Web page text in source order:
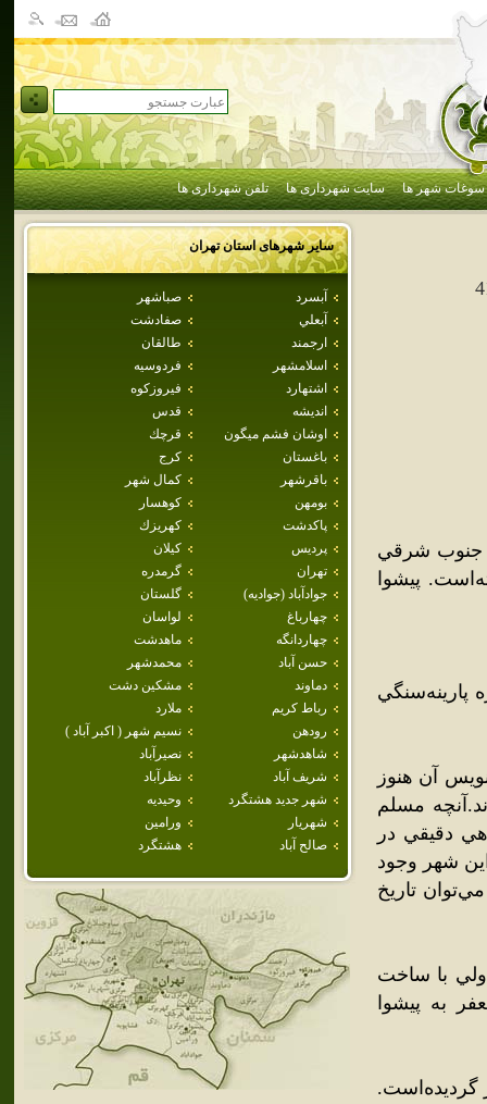
سوغات شهر ها سایت شهرداری ها تلفن شهرداری ها
سایر شهرهای استانتهران
آبسرد
صباشهر
آبعلي
صفادشت
ارجمند
طالقان
اسلامشهر
فردوسيه
اشتهارد
فيروزكوه
انديشه
قدس
اوشان فشم ميگون
قرچك
باغستان
كرج
باقرشهر
كمال شهر
بومهن
كوهسار
پاكدشت
كهريزك
پرديس
كيلان
تهران
گرمدره
جوادآباد (جواديه)
گلستان
چهارباغ
لواسان
چهاردانگه
ماهدشت
حسن آباد
محمدشهر
دماوند
مشكين دشت
رباط كريم
ملارد
رودهن
نسيم شهر ( اكبر آباد )
شاهدشهر
نصيرآباد
شريف آباد
نظرآباد
شهر جديد هشتگرد
وحيديه
شهريار
ورامين
صالح آباد
هشتگرد
است که در 45 کيلومتري جنوب شرقي
پيشوا
پارينه‌سنگي
آن هنوز
مسلم
دقيقي در
شهر وجود
امامزاده جعفر در سال 873 ه . ق مي‌توان تاريخ
ولي با ساخت
به پيشوا
1342 از اين شهر آغاز گرديده‌است.